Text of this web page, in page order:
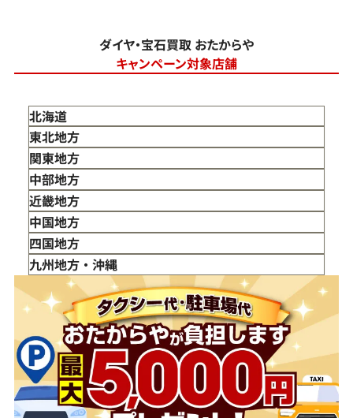
ダイヤ・宝石買取 おたからや
キャンペーン対象店舗
北海道
東北地方
青森県
岩手県
宮城県
秋田県
山形県
福島県
関東地方
東京都
神奈川県
埼玉県
千葉県
茨城県
栃木県
群馬県
中部地方
新潟県
富山県
石川県
山梨県
長野県
岐阜県
静岡県
愛知県
近畿地方
三重県
滋賀県
京都府
大阪府
兵庫県
奈良県
和歌山県
中国地方
鳥取県
島根県
岡山県
広島県
山口県
四国地方
徳島県
香川県
愛媛県
九州地方・沖縄
福岡県
佐賀県
長崎県
熊本県
大分県
宮崎県
鹿児島県